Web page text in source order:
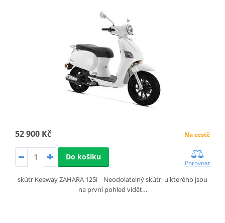
52 900 Kč Na cestě
Do košíku
Porovnat
skútr Keeway ZAHARA 125i Neodolatelný skútr, u kterého jsou
na první pohled vidět…